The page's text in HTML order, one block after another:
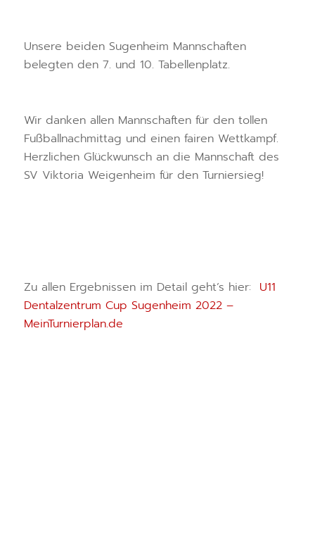
Unsere beiden Sugenheim Mannschaften
belegten den 7. und 10. Tabellenplatz.
Wir danken allen Mannschaften für den tollen
Fußballnachmittag und einen fairen Wettkampf.
Herzlichen Glückwunsch an die Mannschaft des
SV Viktoria Weigenheim für den Turniersieg!
Zu allen Ergebnissen im Detail geht’s hier: U11
Dentalzentrum Cup Sugenheim 2022 –
MeinTurnierplan.de